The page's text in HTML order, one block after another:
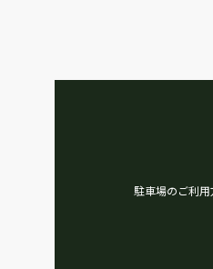
駐車場のご利用